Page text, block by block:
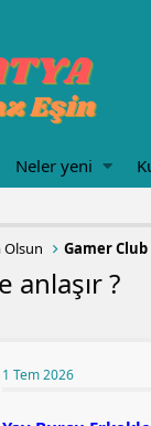
Neler yeni
Olsun Gamer Club
anlaşır ?
1 Tem 2026